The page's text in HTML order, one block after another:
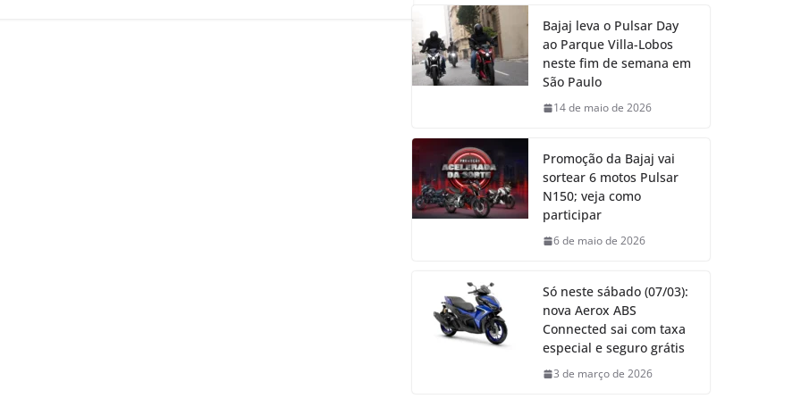
Bajaj leva o Pulsar Day
ao Parque Villa-Lobos
neste fim de semana em
São Paulo
14 de maio de 2026
Promoção da Bajaj vai
sortear 6 motos Pulsar
N150; veja como
participar
6 de maio de 2026
Só neste sábado (07/03):
nova Aerox ABS
Connected sai com taxa
especial e seguro grátis
3 de março de 2026